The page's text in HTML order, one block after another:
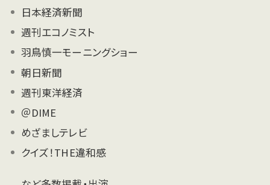
日本経済新聞
週刊エコノミスト
羽鳥慎一モーニングショー
朝日新聞
週刊東洋経済
＠DIME
めざましテレビ
クイズ！THE違和感